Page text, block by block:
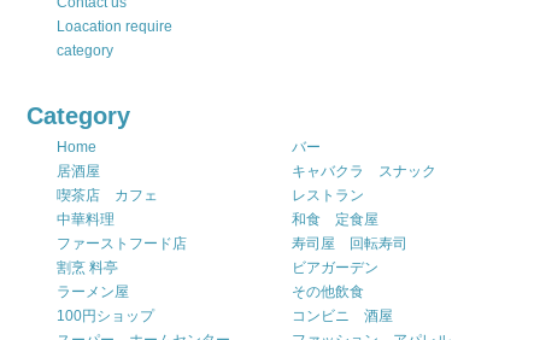
Loacation require
category
Category
Home
バー
居酒屋
キャバクラ スナック
喫茶店 カフェ
レストラン
中華料理
和食 定食屋
ファーストフード店
寿司屋 回転寿司
割烹 料亭
ビアガーデン
ラーメン屋
その他飲食
100円ショップ
コンビニ 酒屋